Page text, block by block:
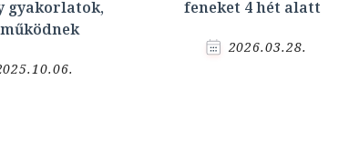
gyakorlatok,
feneket 4 hét alatt
2026.03.28.